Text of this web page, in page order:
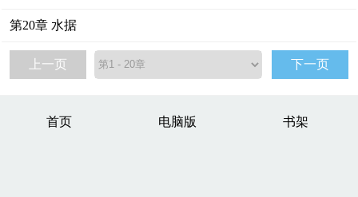
第20章 水据
上一页 下一页
首页 电脑版 书架